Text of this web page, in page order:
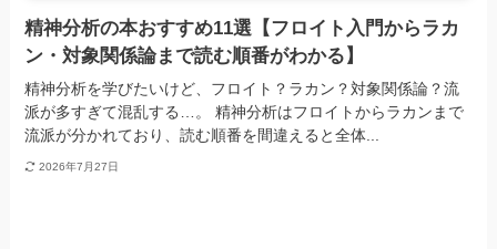
精神分析の本おすすめ11選【フロイト入門からラカ
ン・対象関係論まで読む順番がわかる】
精神分析を学びたいけど、フロイト？ラカン？対象関係論？流
派が多すぎて混乱する…。 精神分析はフロイトからラカンまで
流派が分かれており、読む順番を間違えると全体...
2026年7月27日